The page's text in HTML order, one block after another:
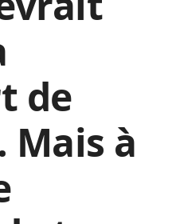
de
Mais à